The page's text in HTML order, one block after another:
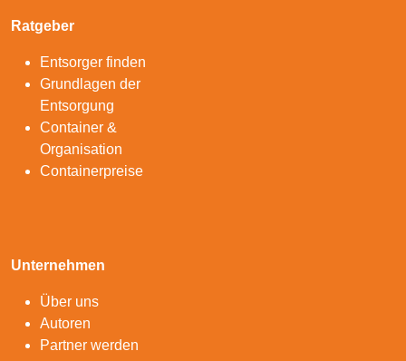
Ratgeber
Entsorger finden
Grundlagen der
Entsorgung
Container &
Organisation
Containerpreise
Unternehmen
Über uns
Autoren
Partner werden